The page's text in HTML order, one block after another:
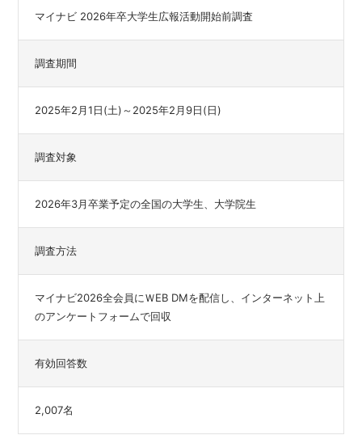
マイナビ 2026年卒大学生広報活動開始前調査
調査期間
2025年2月1日(土)～2025年2月9日(日)
調査対象
2026年3月卒業予定の全国の大学生、大学院生
調査方法
マイナビ2026全会員にＷEB DMを配信し、インターネット上
のアンケートフォームで回収
有効回答数
2,007名